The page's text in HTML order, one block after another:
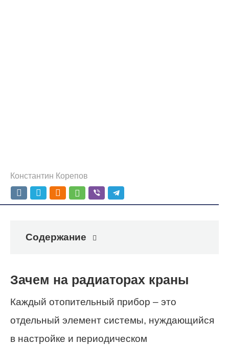
Константин Корепов
Содержание
Зачем на радиаторах краны
Каждый отопительный прибор – это
отдельный элемент системы, нуждающийся
в настройке и периодическом